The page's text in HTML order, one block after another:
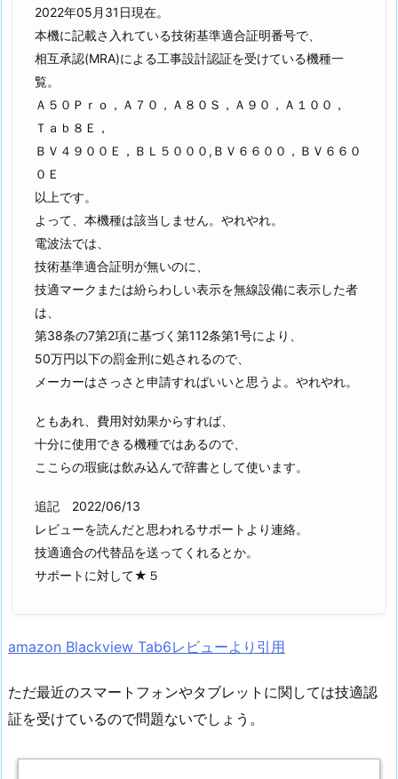
2022年05月31日現在。
本機に記載さ入れている技術基準適合証明番号で、
相互承認(MRA)による工事設計認証を受けている機種一
覧。
Ａ５０Ｐｒｏ，Ａ７０，Ａ８０Ｓ，Ａ９０，Ａ１００，
Ｔａｂ８Ｅ，
ＢＶ４９００Ｅ，ＢＬ５０００,ＢＶ６６００，ＢＶ６６０
０Ｅ
以上です。
よって、本機種は該当しません。やれやれ。
電波法では、
技術基準適合証明が無いのに、
技適マークまたは紛らわしい表示を無線設備に表示した者
は、
第38条の7第2項に基づく第112条第1号により、
50万円以下の罰金刑に処されるので、
メーカーはさっさと申請すればいいと思うよ。やれやれ。
ともあれ、費用対効果からすれば、
十分に使用できる機種ではあるので、
ここらの瑕疵は飲み込んで辞書として使います。
追記 2022/06/13
レビューを読んだと思われるサポートより連絡。
技適適合の代替品を送ってくれるとか。
サポートに対して★５
amazon Blackview Tab6レビューより引用
ただ最近のスマートフォンやタブレットに関しては技適認
証を受けているので問題ないでしょう。